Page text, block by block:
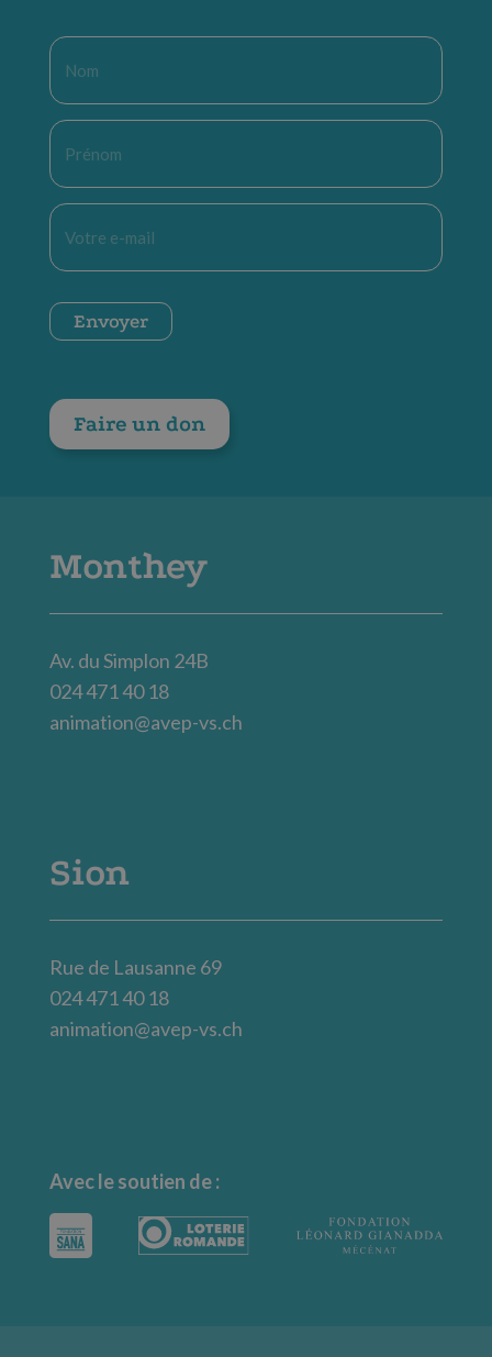
Nom
Prénom
E-
mail
CAPTCHA
Envoyer
Faire un don
Monthey
Av. du Simplon 24B
024 471 40 18
animation@avep-vs.ch
Sion
Rue de Lausanne 69
024 471 40 18
animation@avep-vs.ch
Avec le soutien de :